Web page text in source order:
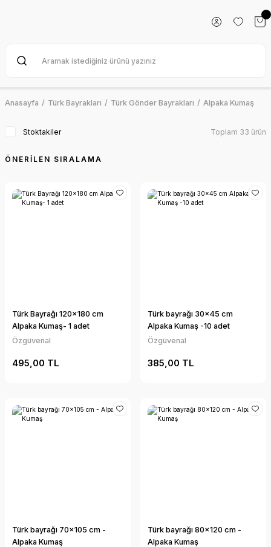
Anasayfa Türk Bayrakları Türk Gönder Bayrakları Alpaka Kumaş
Stoktakiler Toplam 33 ürün
Türk Bayrağı 120x180 cm
Alpaka Kumaş- 1 adet
Özgüvenal
495,00 TL
Türk bayrağı 30x45 cm
Alpaka Kumaş -10 adet
Özgüvenal
385,00 TL
Türk bayrağı 70x105 cm -
Alpaka Kumaş
Türk bayrağı 80x120 cm -
Alpaka Kumaş